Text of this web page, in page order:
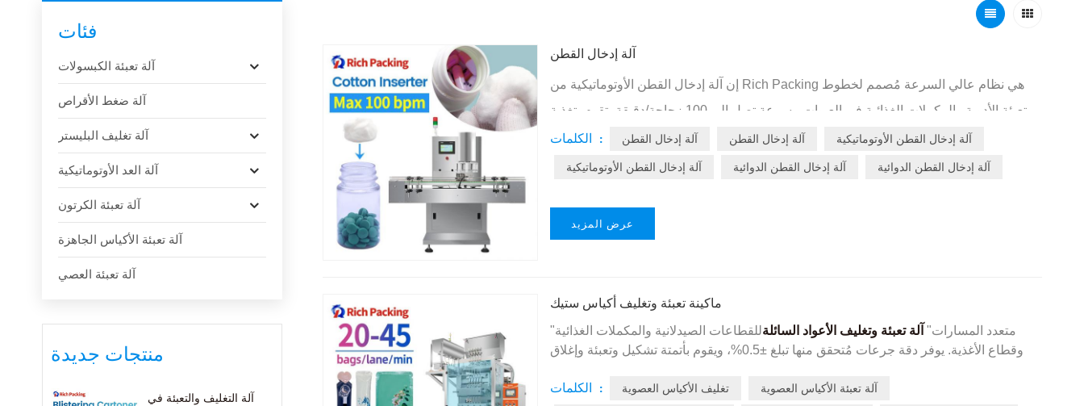
فئات
آلة تعبئة الكبسولات
آلة ضغط الأقراص
آلة تغليف البليستر
آلة العد الأوتوماتيكية
آلة تعبئة الكرتون
آلة تعبئة الأكياس الجاهزة
آلة تعبئة العصي
منتجات جديدة
آلة التغليف والتعبئة في
آلة إدخال القطن
إن آلة إدخال القطن الأوتوماتيكية من Rich Packing هي نظام عالي السرعة مُصمم لخطوط
تعبئة الأدوية والمكملات الغذائية في العبوات. بسرعة تصل إلى 100 زجاجة/دقيقة، تقوم بتغذية
وقطع وإدخال لفائف القطن الطبي بدقة داخل الحاويات لحماية الأقراص أو الكبسولات من
أضرار النقل والرطوبة. تتميز ببكرة تغذية من cGMP SUS316L،
تحكم متقدم عبر شاشة لمس
الكلمات : آلة إدخال القطن آلة إدخال القطن
آلة إدخال القطن الأوتوماتيكية
آلة إدخال القطن الأوتوماتيكية
آلة إدخال القطن الدوائية آلة إدخال القطن الدوائية
عرض المزيد
ماكينة تعبئة وتغليف أكياس ستيك
"متعدد المسارات" آلة تعبئة وتغليف الأعواد السائلةللقطاعات الصيدلانية والمكملات الغذائية
وقطاع الأغذية. يوفر دقة جرعات مُتحقق منها تبلغ ±0.5%، ويقوم بأتمتة تشكيل وتعبئة وإغلاق
سريع التحرير لمدة دقيقتين، وطوق تشكيل من الألومنيوم بتقنية CNC بعمر افتراضي 10
الكلمات : تغليف الأكياس العصوية
آلة تعبئة الأكياس العصوية